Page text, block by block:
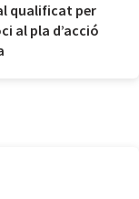
qualificat per
al pla d’acció